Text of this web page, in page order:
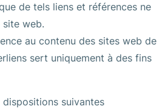
de tels liens et références ne
web.
au contenu des sites web de
sert uniquement à des fins
suivantes